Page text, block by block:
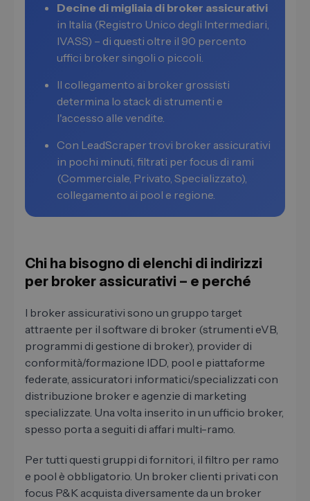
Decine di migliaia di broker assicurativi
in Italia (Registro Unico degli Intermediari,
IVASS) – di questi oltre il 90 percento
uffici broker singoli o piccoli.
Il collegamento ai broker grossisti
determina lo stack di strumenti e
l'accesso alle vendite.
Con LeadScraper trovi broker assicurativi
in pochi minuti, filtrati per focus di rami
(Commerciale, Privato, Specializzato),
collegamento ai pool e regione.
Chi ha bisogno di elenchi di indirizzi
per broker assicurativi – e perché
I broker assicurativi sono un gruppo target
attraente per il software di broker (strumenti eVB,
programmi di gestione di broker), provider di
conformità/formazione IDD, pool e piattaforme
federate, assicuratori informatici/specializzati con
distribuzione broker e agenzie di marketing
specializzate. Una volta inserito in un ufficio broker,
spesso porta a seguiti di affari multi-ramo.
Per tutti questi gruppi di fornitori, il filtro per ramo
e pool è obbligatorio. Un broker clienti privati con
focus P&K acquista diversamente da un broker